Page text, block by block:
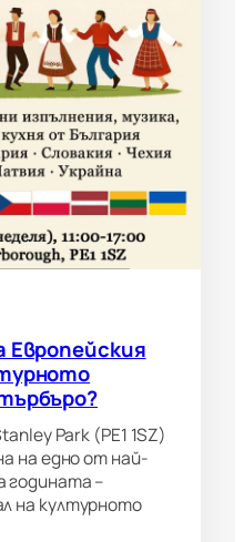
Park (PE1 1SZ)
на едно от най-
годината –
на културното